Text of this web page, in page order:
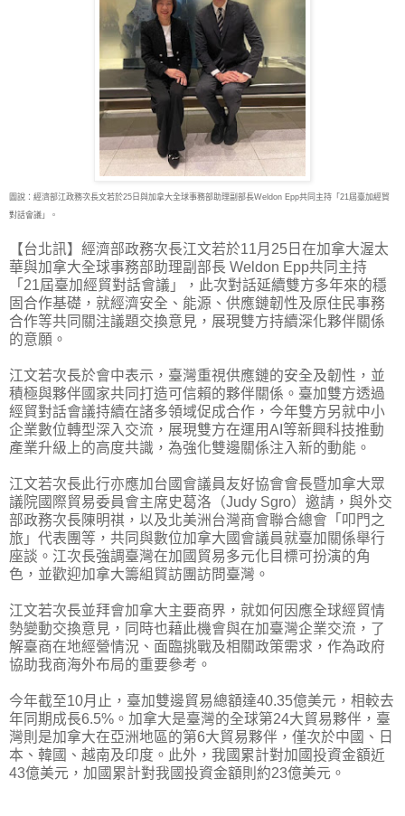
圖說：經濟部江政務次長文若於25日與加拿大全球事務部助理副部長Weldon Epp共同主持「21屆臺加經貿
對話會議」。
【台北訊】經濟部政務次長江文若於11月25日在加拿大渥太
華與加拿大全球事務部助理副部長 Weldon Epp共同主持
「21屆臺加經貿對話會議」，此次對話延續雙方多年來的穩
固合作基礎，就經濟安全、能源、供應鏈韌性及原住民事務
合作等共同關注議題交換意見，展現雙方持續深化夥伴關係
的意願。
江文若次長於會中表示，臺灣重視供應鏈的安全及韌性，並
積極與夥伴國家共同打造可信賴的夥伴關係。臺加雙方透過
經貿對話會議持續在諸多領域促成合作，今年雙方另就中小
企業數位轉型深入交流，展現雙方在運用AI等新興科技推動
產業升級上的高度共識，為強化雙邊關係注入新的動能。
江文若次長此行亦應加台國會議員友好協會會長暨加拿大眾
議院國際貿易委員會主席史葛洛（Judy Sgro）邀請，與外交
部政務次長陳明祺，以及北美洲台灣商會聯合總會「叩門之
旅」代表團等，共同與數位加拿大國會議員就臺加關係舉行
座談。江次長強調臺灣在加國貿易多元化目標可扮演的角
色，並歡迎加拿大籌組貿訪團訪問臺灣。
江文若次長並拜會加拿大主要商界，就如何因應全球經貿情
勢變動交換意見，同時也藉此機會與在加臺灣企業交流，了
解臺商在地經營情況、面臨挑戰及相關政策需求，作為政府
協助我商海外布局的重要參考。
今年截至10月止，臺加雙邊貿易總額達40.35億美元，相較去
年同期成長6.5%。加拿大是臺灣的全球第24大貿易夥伴，臺
灣則是加拿大在亞洲地區的第6大貿易夥伴，僅次於中國、日
本、韓國、越南及印度。此外，我國累計對加國投資金額近
43億美元，加國累計對我國投資金額則約23億美元。